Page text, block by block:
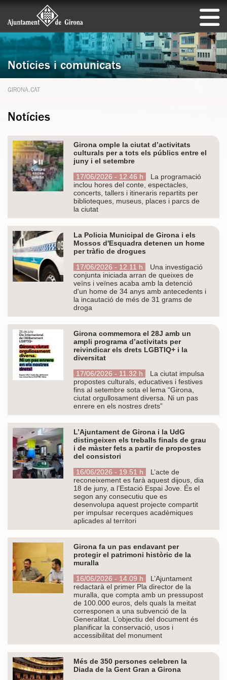
Notícies i comunicats
GIRONA.CAT
Notícies
Girona omple la ciutat d’activitats
culturals per a tots els públics entre el
juny i el setembre
17/06/2026 - 12.46 h
La programació
inclou hores del conte, espectacles,
concerts, tallers i itineraris repartits per
biblioteques, museus, places i parcs de
la ciutat
La Policia Municipal de Girona i els
Mossos d'Esquadra detenen un home
per tràfic de drogues
17/06/2026 - 12.11 h
Una investigació
conjunta iniciada arran de queixes de
veïns i veïnes acaba amb la detenció
d'un home de 34 anys amb antecedents i
la incautació de més de 31 grams de
droga
Girona commemora el 28J amb un
ampli programa d’activitats per
reivindicar els drets LGBTIQ+ i la
diversitat
17/06/2026 - 11.32 h
La ciutat impulsa
propostes culturals, educatives i festives
fins al setembre sota el lema “Girona,
ciutat orgullosament diversa. Ni un pas
enrere en els nostres drets”
L’Ajuntament de Girona i la UdG
distingeixen els treballs finals de grau
i de màster fets a partir de propostes
del consistori
16/06/2026 - 19.51 h
L’acte de
reconeixement es farà aquest dijous, dia
18 de juny, a l’Estació Espai Jove. És el
segon any consecutiu que es
desenvolupa aquest projecte compartit
per impulsar recerques acadèmiques
aplicades al territori
Girona fa un pas endavant per
protegir el patrimoni històric de la
muralla
16/06/2026 - 14.09 h
L’Ajuntament
redactarà el primer Pla director de la
muralla, que compta amb un pressupost
de 100.000 euros, dels quals la meitat
corresponen a una subvenció de la
Generalitat. L’objectiu del document és
planificar la conservació, usos i
accessibilitat del monument
Més de 350 persones celebren la
Diada de la Gent Gran a Girona